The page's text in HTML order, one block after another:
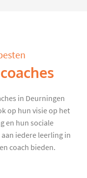
in Deurningen
op hun visie op het
en hun sociale
iedere leerling in
coach bieden.